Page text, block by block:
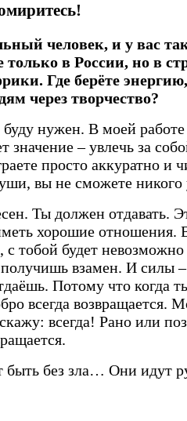
человек, и у вас
в России, но в
Где берёте
через творчество?
буду нужен. В моей работе
значение – увлечь за
просто аккуратно и
вы не сможете никого
Ты должен отдавать.
хорошие отношения.
с тобой будет
получишь взамен. И силы
Потому что когда
всегда возвращается.
всегда! Рано или
быть без зла… Они идут